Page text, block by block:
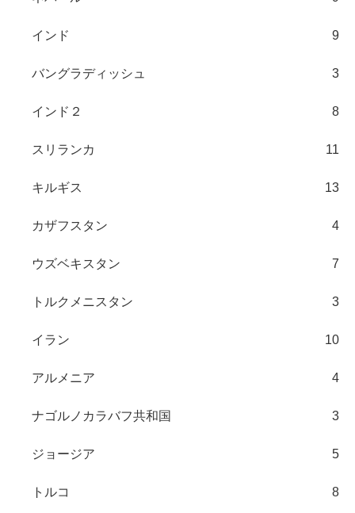
インド 9
バングラディッシュ 3
インド２ 8
スリランカ 11
キルギス 13
カザフスタン 4
ウズベキスタン 7
トルクメニスタン 3
イラン 10
アルメニア 4
ナゴルノカラバフ共和国 3
ジョージア 5
トルコ 8